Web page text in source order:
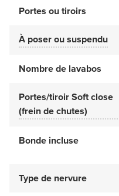
Portes ou tiroirs
À poser ou suspendu
Nombre de lavabos
Portes/tiroir Soft close
(frein de chutes)
Bonde incluse
Type de nervure